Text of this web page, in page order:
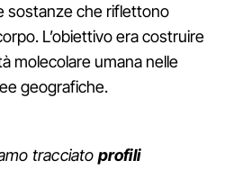
sostanze che riflettono
L’obiettivo era costruire
molecolare umana nelle
geografiche.
tracciato profili